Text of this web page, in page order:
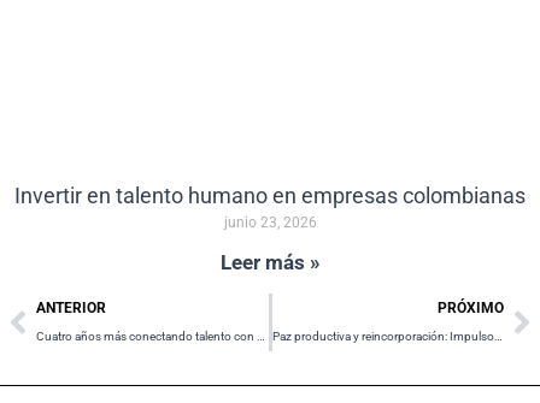
Invertir en talento humano en empresas colombianas
junio 23, 2026
Leer más »
PrevANTERIOR
Cuatro años más conectando talento con oportunidades laborales
PRÓXIMO
Paz productiva y reincorporación: Impulso Colectivo